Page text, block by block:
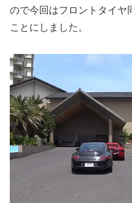
ので今回はフロントタイヤ
ことにしました。